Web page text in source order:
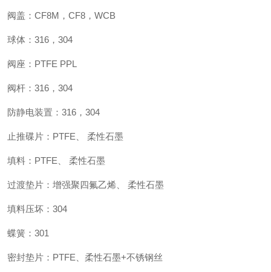
阀盖：CF8M，CF8，WCB
球体：316，304
阀座：PTFE PPL
阀杆：316，304
防静电装置：316，304
止推碟片：PTFE、 柔性石墨
填料：PTFE、 柔性石墨
过渡垫片：增强聚四氟乙烯、 柔性石墨
填料压坏：304
蝶簧：301
密封垫片：PTFE、柔性石墨+不锈钢丝